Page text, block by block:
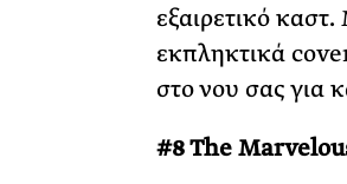
εξαιρετικό
εκπληκτικά
στο νου σας για
#8 The